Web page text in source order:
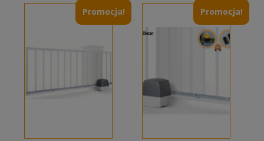
Promocja! Promocja!